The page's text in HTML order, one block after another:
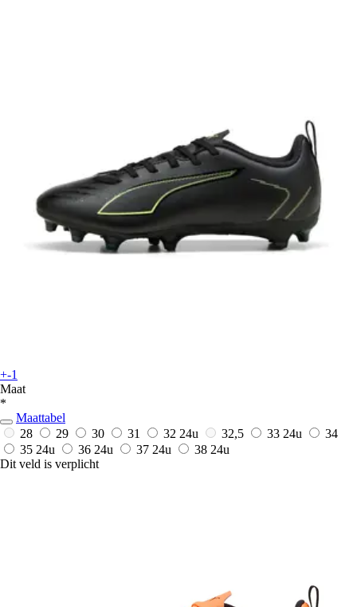
+-1
Maat
*
Maattabel
28
29 30 31 32 24u 32,5 33 24u
34
35 24u 36 24u 37 24u 38 24u
Dit veld is verplicht